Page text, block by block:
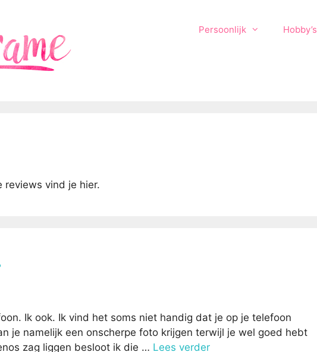
Persoonlijk Hobby’s
reviews vind je hier.
Ik ook. Ik vind het soms niet handig dat je op je telefoon
je namelijk een onscherpe foto krijgen terwijl je wel goed hebt
zag liggen besloot ik die … Lees verder